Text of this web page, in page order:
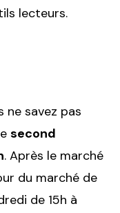
lecteurs.
ne savez pas
second
. Après le marché
du marché de
de 15h à